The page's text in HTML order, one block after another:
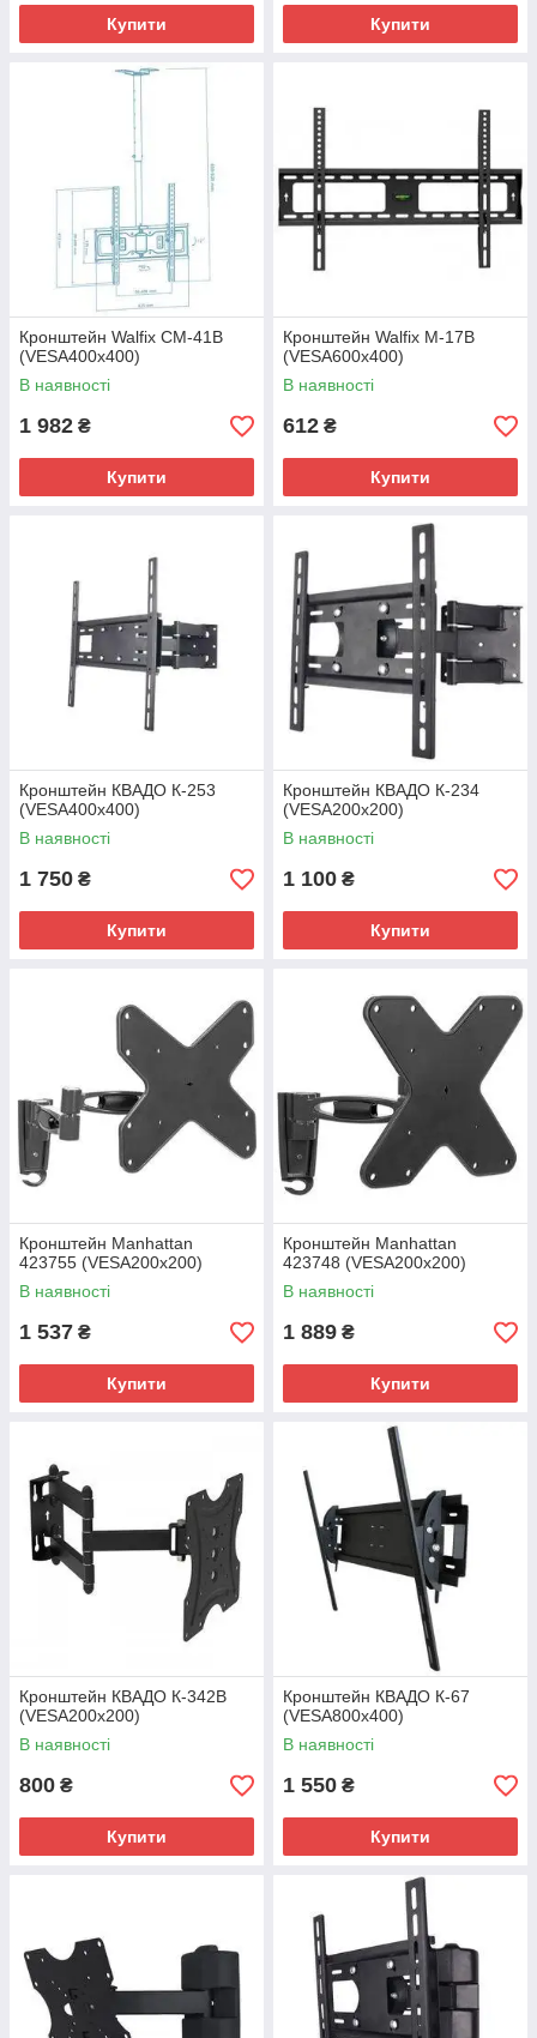
Купити Купити
Кронштейн Walfix CM-41B
(VESA400х400)
В наявності
1 982 ₴
Купити
Кронштейн Walfix M-17B
(VESA600х400)
В наявності
612 ₴
Купити
Кронштейн КВАДО К-253
(VESA400х400)
В наявності
1 750 ₴
Купити
Кронштейн КВАДО К-234
(VESA200х200)
В наявності
1 100 ₴
Купити
Кронштейн Manhattan
423755 (VESA200х200)
В наявності
1 537 ₴
Купити
Кронштейн Manhattan
423748 (VESA200х200)
В наявності
1 889 ₴
Купити
Кронштейн КВАДО К-342В
(VESA200х200)
В наявності
800 ₴
Купити
Кронштейн КВАДО К-67
(VESA800х400)
В наявності
1 550 ₴
Купити